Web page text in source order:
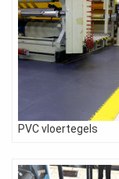
PVC vloertegels